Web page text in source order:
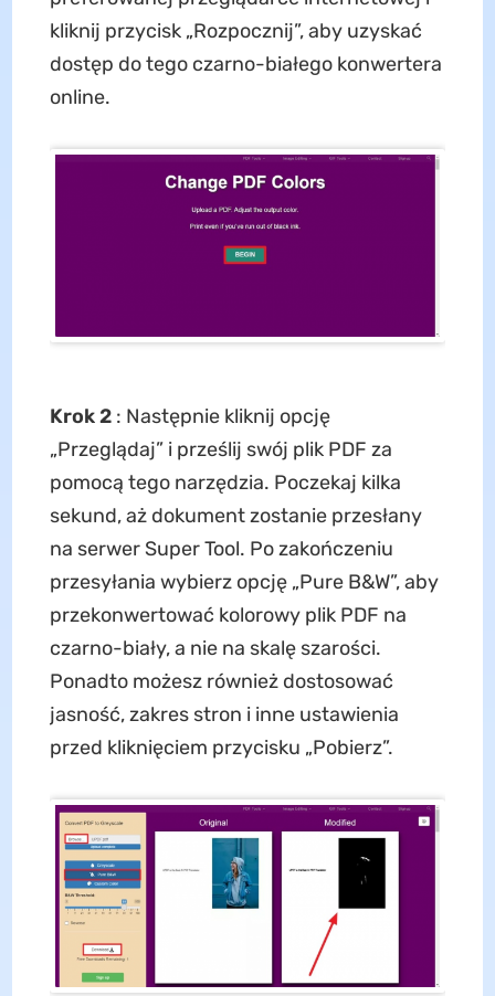
kliknij przycisk „Rozpocznij”, aby uzyskać
dostęp do tego czarno-białego konwertera
online.
Krok 2: Następnie kliknij opcję
„Przeglądaj” i prześlij swój plik PDF za
pomocą tego narzędzia. Poczekaj kilka
sekund, aż dokument zostanie przesłany
na serwer Super Tool. Po zakończeniu
przesyłania wybierz opcję „Pure B&W”, aby
przekonwertować kolorowy plik PDF na
czarno-biały, a nie na skalę szarości.
Ponadto możesz również dostosować
jasność, zakres stron i inne ustawienia
przed kliknięciem przycisku „Pobierz”.